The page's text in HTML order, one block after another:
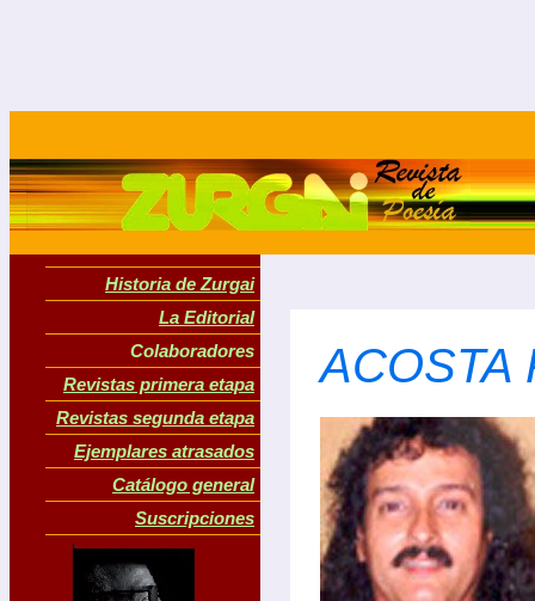
Historia de Zurgai
La Editorial
Colaboradores
Revistas primera etapa
Revistas segunda etapa
Ejemplares atrasados
Catálogo general
Suscripciones
ACOSTA